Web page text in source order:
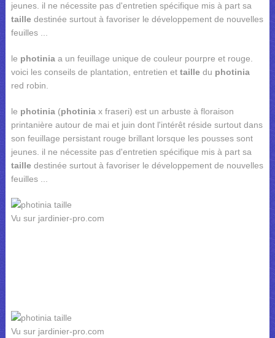
jeunes. il ne nécessite pas d'entretien spécifique mis à part sa
tailledestinée surtout à favoriser le développement de nouvelles
feuilles ...
le photiniaa un feuillage unique de couleur pourpre et rouge.
voici les conseils de plantation, entretien et tailledu photinia
red robin.
le photinia(photiniax fraseri) est un arbuste à floraison
printanière autour de mai et juin dont l'intérêt réside surtout dans
son feuillage persistant rouge brillant lorsque les pousses sont
jeunes. il ne nécessite pas d'entretien spécifique mis à part sa
tailledestinée surtout à favoriser le développement de nouvelles
feuilles ...
Vu sur jardinier-pro.com
Vu sur jardinier-pro.com